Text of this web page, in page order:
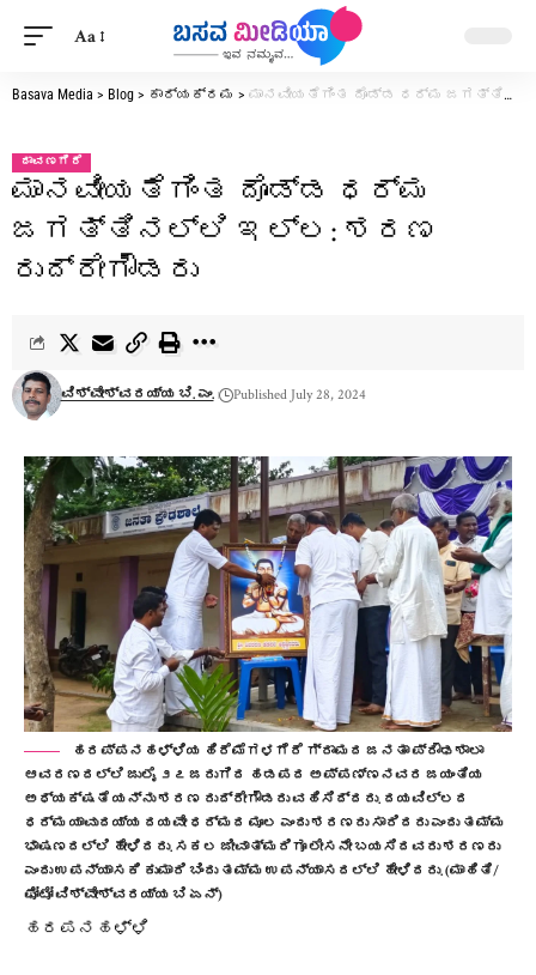
Aa
Basava Media > Blog > ಕಾರ್ಯಕ್ರಮ > ಮಾನವೀಯತೆಗಿಂತ ದೊಡ್ಡ ಧರ್ಮ ಜಗತ್ತಿನಲ್ಲಿ ಇಲ್ಲ: ಶರಣ ರುದ್ರೇಗೌಡರು
ದಾವಣಗೆರೆ
ಮಾನವೀಯತೆಗಿಂತ ದೊಡ್ಡ ಧರ್ಮ
ಜಗತ್ತಿನಲ್ಲಿ ಇಲ್ಲ: ಶರಣ
ರುದ್ರೇಗೌಡರು
ವಿಶ್ವೇಶ್ವರಯ್ಯ ಬಿ. ಎಂ. Published July 28, 2024
ಹರಪ್ಪನಹಳ್ಳಿಯ ಹಿರೆಮೆಗಳಗೆರೆ ಗ್ರಾಮದ ಜನತಾ ಪ್ರೌಢಶಾಲಾ
ಆವರಣದಲ್ಲಿ ಜುಲೈ ೨೭ ಜರುಗಿದ ಹಡಪದ ಅಪ್ಪಣ್ಣನವರ ಜಯಂತಿಯ
ಅಧ್ಯಕ್ಷತೆ ಯನ್ನು ಶರಣ ರುದ್ರೇಗೌಡರು ವಹಿಸಿದ್ದರು. ದಯವಿಲ್ಲದ
ಧರ್ಮ ಯಾವುದಯ್ಯ ದಯವೇ ಧರ್ಮದ ಮೂಲ ಎಂದು ಶರಣರು ಸಾರಿದರು ಎಂದು ತಮ್ಮ
ಭಾಷಣದಲ್ಲಿ ಹೇಳಿದರು. ಸಕಲ ಜೀವಾತ್ಮರಿಗೂ ಲೇಸನೇ ಬಯಸಿದವರು ಶರಣರು
ಎಂದು ಉಪನ್ಯಾಸಕಿ ಕುಮಾರಿ ಬಿಂದು ತಮ್ಮ ಉಪನ್ಯಾಸದಲ್ಲಿ ಹೇಳಿದರು. (ಮಾಹಿತಿ/
ಫೋಟೋ ವಿಶ್ವೇಶ್ವರಯ್ಯ ಬಿ ಏನ್)
ಹರಪನಹಳ್ಳಿ